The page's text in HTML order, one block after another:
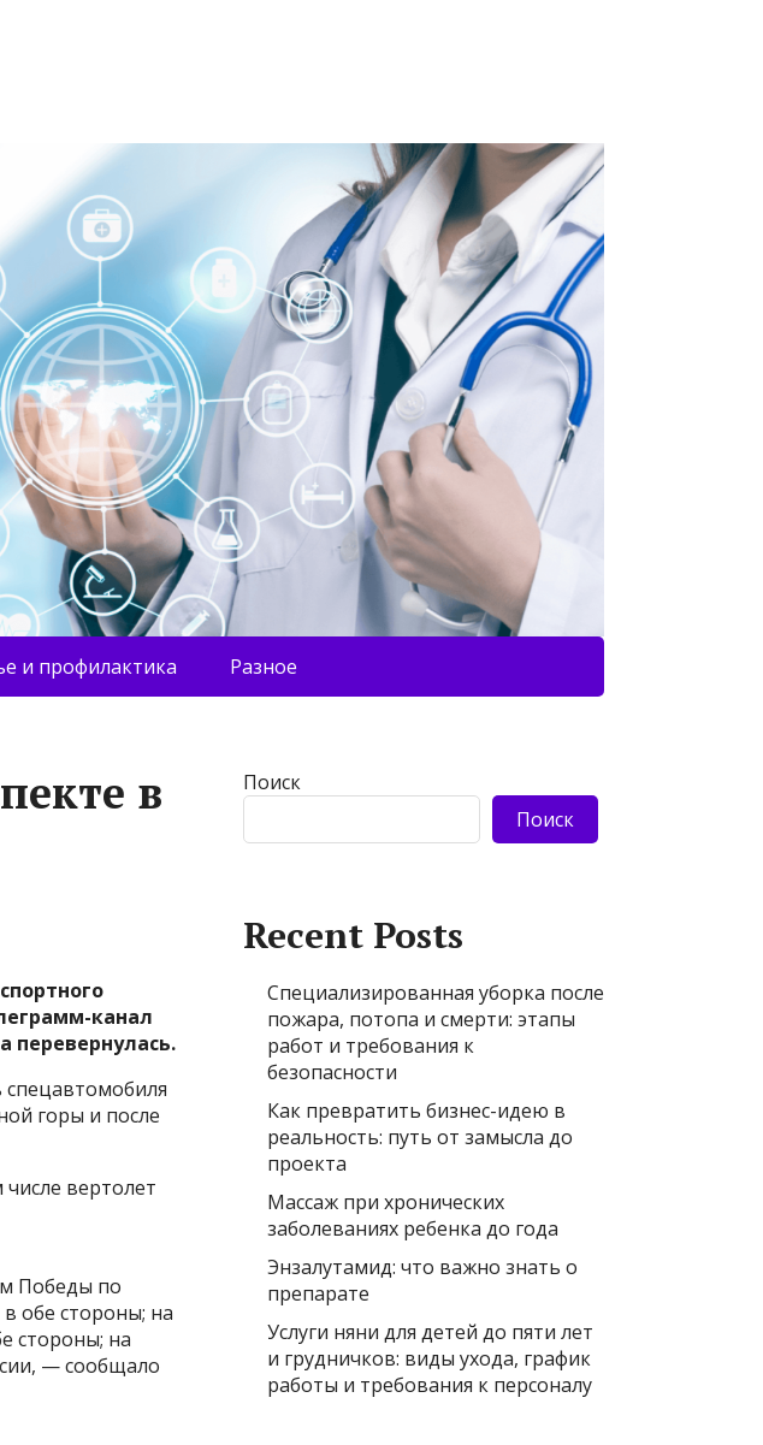
и профилактика Разное
в
канал
перевернулась.
спецавтомобиля
горы и после
вертолет
Победы по
обе стороны; на
стороны; на
— сообщало
Поиск
Поиск
Recent Posts
Специализированная уборка после
пожара, потопа и смерти: этапы
работ и требования к
безопасности
Как превратить бизнес-идею в
реальность: путь от замысла до
проекта
Массаж при хронических
заболеваниях ребенка до года
Энзалутамид: что важно знать о
препарате
Услуги няни для детей до пяти лет
и грудничков: виды ухода, график
работы и требования к персоналу